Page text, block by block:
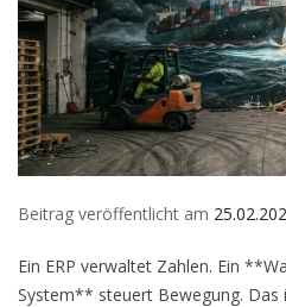
Beitrag veröffentlicht am
Ein ERP verwaltet Zahlen. Ein
System** steuert Bewegung. Das